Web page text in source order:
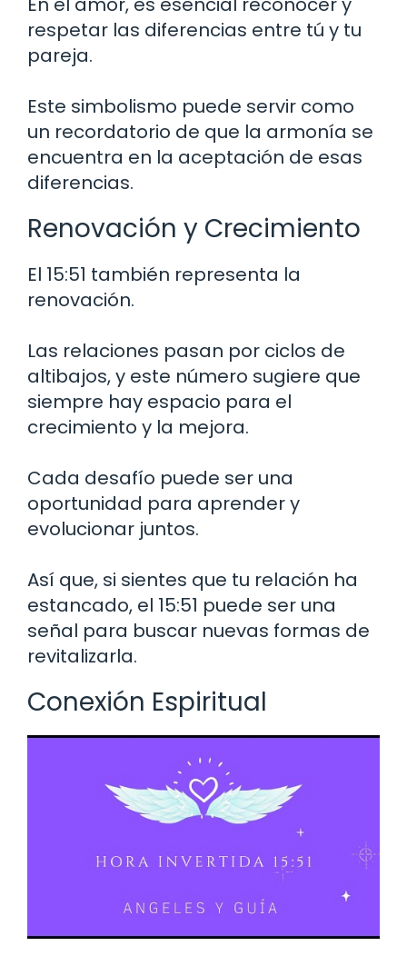
respetar las diferencias entre tú y tu
pareja.
Este simbolismo puede servir como
un recordatorio de que la armonía se
encuentra en la aceptación de esas
diferencias.
Renovación y Crecimiento
El 15:51 también representa la
renovación.
Las relaciones pasan por ciclos de
altibajos, y este número sugiere que
siempre hay espacio para el
crecimiento y la mejora.
Cada desafío puede ser una
oportunidad para aprender y
evolucionar juntos.
Así que, si sientes que tu relación ha
estancado, el 15:51 puede ser una
señal para buscar nuevas formas de
revitalizarla.
Conexión Espiritual